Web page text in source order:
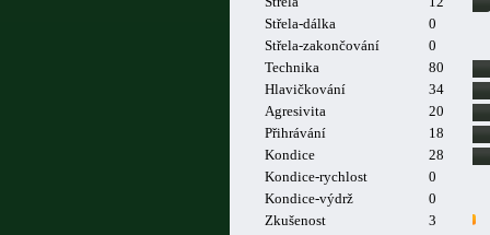
Střela-dálka
0
Střela-zakončování
0
Technika
80
Hlavičkování
34
Agresivita
20
Přihrávání
18
Kondice
28
Kondice-rychlost
0
Kondice-výdrž
0
Zkušenost
3